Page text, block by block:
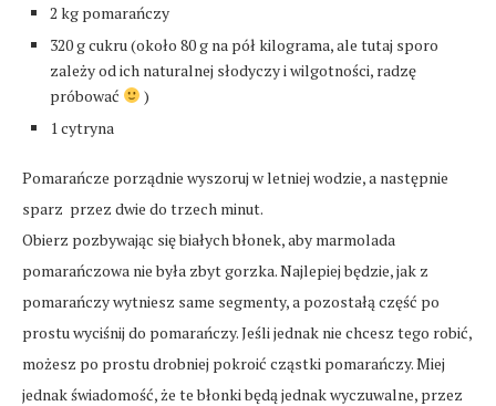
2 kg pomarańczy
320 g cukru (około 80 g na pół kilograma, ale tutaj sporo
zależy od ich naturalnej słodyczy i wilgotności, radzę
próbować
)
1 cytryna
Pomarańcze porządnie wyszoruj w letniej wodzie, a następnie
sparz przez dwie do trzech minut.
Obierz pozbywając się białych błonek, aby marmolada
pomarańczowa nie była zbyt gorzka. Najlepiej będzie, jak z
pomarańczy wytniesz same segmenty, a pozostałą część po
prostu wyciśnij do pomarańczy. Jeśli jednak nie chcesz tego robić,
możesz po prostu drobniej pokroić cząstki pomarańczy. Miej
jednak świadomość, że te błonki będą jednak wyczuwalne, przez